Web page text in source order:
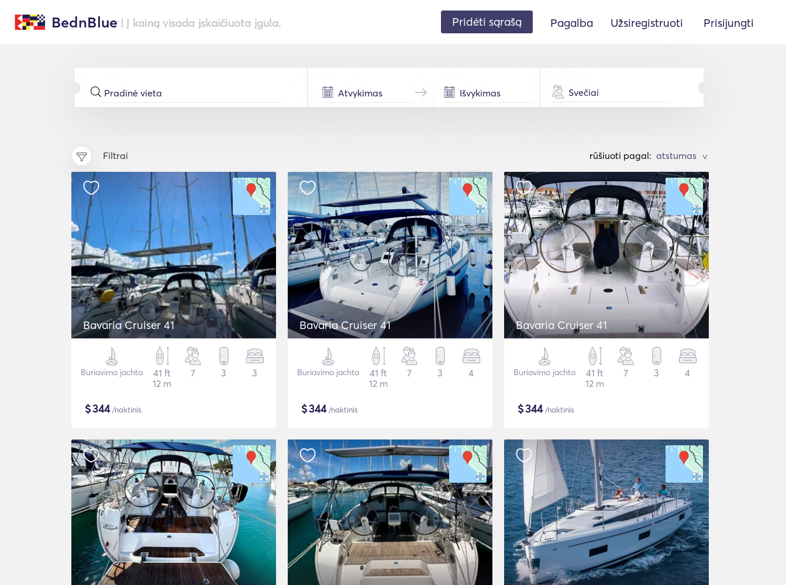
BednBlue | Į kainą visada įskaičiuota įgula. Pridėti sąrašą Pagalba Užsiregistruoti Prisijungti
Svečiai
Filtrai rūšiuoti pagal: >
Bavaria Cruiser 41
Buriavimo jachta
41 ft
12 m
7 3 3
$344/naktinis
Bavaria Cruiser 41
Buriavimo jachta
41 ft
12 m
7 3 4
$344/naktinis
Bavaria Cruiser 41
Buriavimo jachta
41 ft
12 m
7 3 4
$344/naktinis